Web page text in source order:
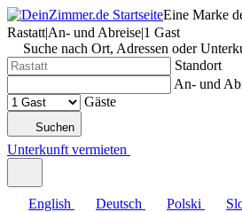
Eine Marke
Rastatt|An- und Abreise|1 Gast
Suche nach Ort, Adressen oder
Standort
An- und
Gäste
Suchen
Unterkunft vermieten
English Deutsch Polski